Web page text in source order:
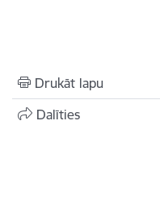
Drukāt lapu
Dalīties